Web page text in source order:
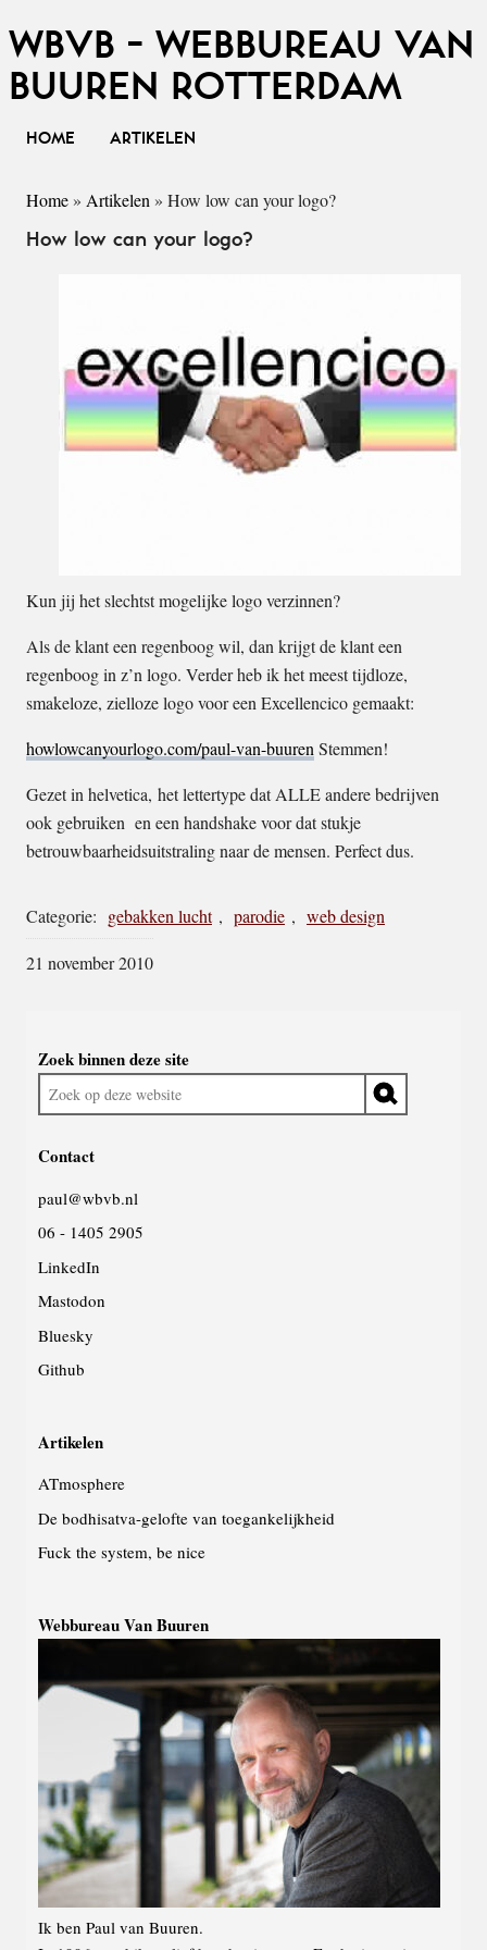
WBVB - WEBBUREAU VAN
BUUREN ROTTERDAM
HOME ARTIKELEN
Home » Artikelen » How low can your logo?
How low can your logo?
Kun jij het slechtst mogelijke logo verzinnen?
Als de klant een regenboog wil, dan krijgt de klant een
regenboog in z’n logo. Verder heb ik het meest tijdloze,
smakeloze, zielloze logo voor een Excellencico gemaakt:
howlowcanyourlogo.com/paul-van-buurenStemmen!
Gezet in helvetica, het lettertype dat ALLE andere bedrijven
ook gebruiken en een handshake voor dat stukje
betrouwbaarheidsuitstraling naar de mensen. Perfect dus.
Categorie: gebakken lucht , parodie , web design
21 november 2010
algemeen
Zoek binnen deze site
Zoek
op
website
Contact
paul@wbvb.nl
06 - 1405 2905
LinkedIn
Mastodon
Bluesky
Github
Artikelen
ATmosphere
De bodhisatva-gelofte van toegankelijkheid
Fuck the system, be nice
Webbureau Van Buuren
Ik ben Paul van Buuren.